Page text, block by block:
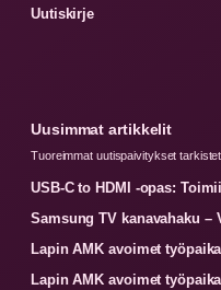
Uutiskirje
Uusimmat artikkelit
Tuoreimmat uutispaivitykset
USB-C to HDMI -opas:
Samsung TV kanavahaku –
Lapin AMK avoimet
Lapin AMK avoimet